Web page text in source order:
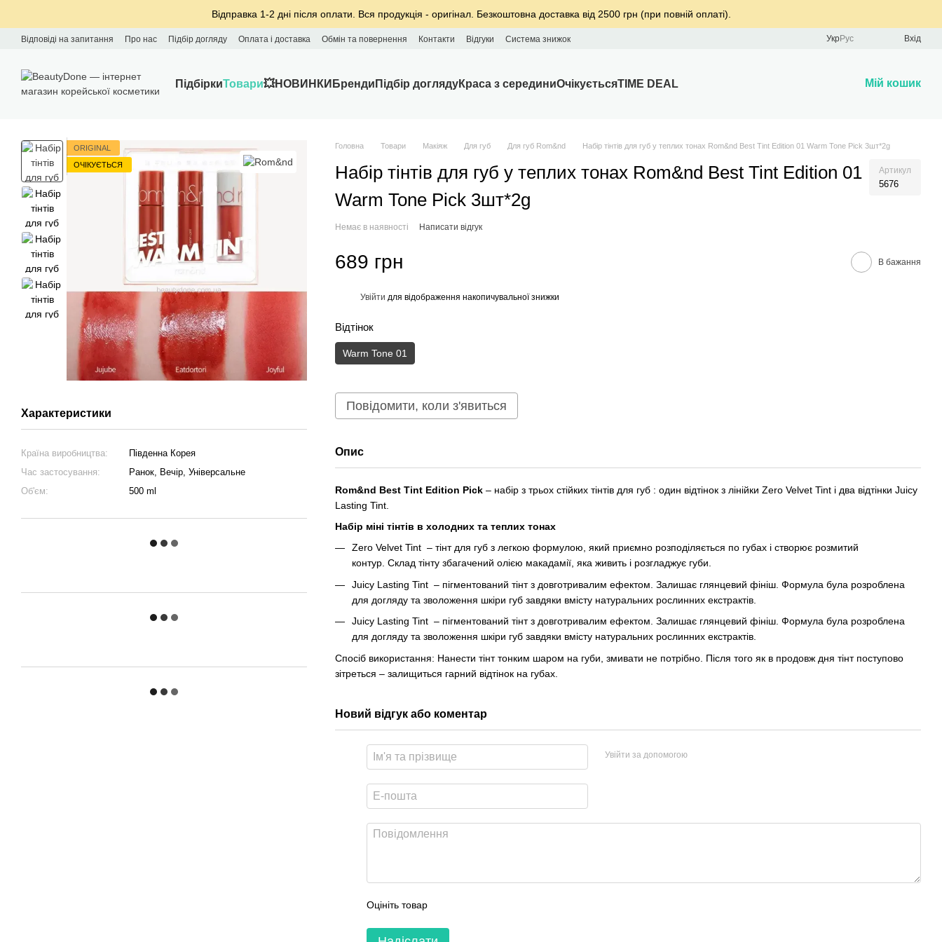
Відправка 1-2 дні після оплати. Вся продукція - оригінал. Безкоштовна доставка від 2500 грн (при повній оплаті).
Відповіді на запитання Про нас Підбір догляду Оплата і доставка Обмін та повернення Контакти Відгуки Система знижок УкрРус Вхід
ПідбіркиТовари💥НОВИНКИ Бренди Підбір доглядуКраса з серединиОчікуєтьсяTIME DEAL Мій кошик
ORIGINAL
ОЧІКУЄТЬСЯ
Характеристики
Країна виробництва:
Південна Корея
Час застосування:
Ранок, Вечір, Універсальне
Об'єм:
500 ml
Головна Товари Макіяж Для губ Для губ Rom&nd Набір тінтів для губ у теплих тонах Rom&nd Best Tint Edition 01 Warm Tone Pick 3шт*2g
Набір тінтів для губ у теплих тонах Rom&nd Best Tint Edition 01
Warm Tone Pick 3шт*2g
Артикул
5676
Немає в наявності Написати відгук
689 грн В бажання
Увійти для відображення накопичувальної знижки
Відтінок
Warm Tone 01
Повідомити, коли з'явиться
Опис
Rom&nd Best Tint Edition Pick – набір з трьох стійких тінтів для губ : один відтінок з лінійки Zero Velvet Tint і два відтінки Juicy
Lasting Tint.
Набір міні тінтів в холодних та теплих тонах
Zero Velvet Tint – тінт для губ з легкою формулою, який приємно розподіляється по губах і створює розмитий
контур. Склад тінту збагачений олією макадамії, яка живить і розгладжує губи.
Juicy Lasting Tint – пігментований тінт з довготривалим ефектом. Залишає глянцевий фініш. Формула була розроблена
для догляду та зволоження шкіри губ завдяки вмісту натуральних рослинних екстрактів.
Juicy Lasting Tint – пігментований тінт з довготривалим ефектом. Залишає глянцевий фініш. Формула була розроблена
для догляду та зволоження шкіри губ завдяки вмісту натуральних рослинних екстрактів.
Спосіб використання: Нанести тінт тонким шаром на губи, змивати не потрібно. Після того як в продовж дня тінт поступово
зітреться – залищиться гарний відтінок на губах.
Новий відгук або коментар
Увійти за допомогою
Оцініть товар